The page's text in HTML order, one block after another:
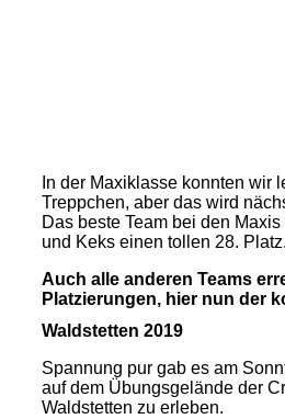
In der Maxiklasse konnten wir
Treppchen, aber das wird
Das beste Team bei den
und Keks einen tollen 28. Platz.
Auch alle anderen Teams
Platzierungen, hier nun der
Waldstetten 2019
Spannung pur gab es am
auf dem Übungsgelände der
Waldstetten zu erleben.